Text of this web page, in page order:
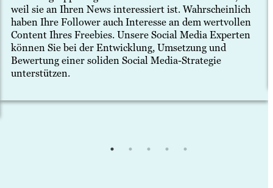
weil sie an Ihren News interessiert ist. Wahrscheinlich
haben Ihre Follower auch Interesse an dem wertvollen
Content Ihres Freebies. Unsere Social Media Experten
können Sie bei der Entwicklung, Umsetzung und
Bewertung einer soliden Social Media-Strategie
unterstützen.